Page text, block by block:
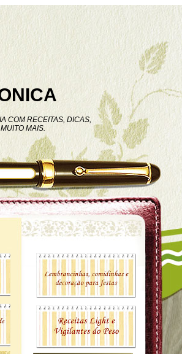
COM RECEITAS, DICAS,
MAIS.